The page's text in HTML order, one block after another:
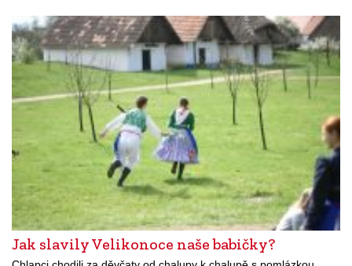
Jak slavily Velikonoce naše babičky?